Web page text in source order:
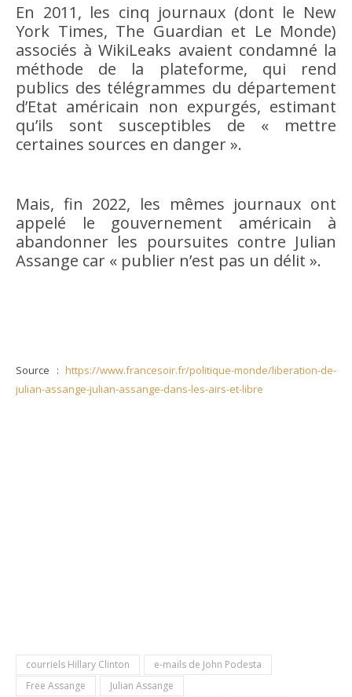
En 2011, les cinq journaux (dont le New
York Times, The Guardian et Le Monde)
associés à WikiLeaks avaient condamné la
méthode de la plateforme, qui rend
publics des télégrammes du département
d’Etat américain non expurgés, estimant
qu’ils sont susceptibles de « mettre
certaines sources en danger ».
Mais, fin 2022, les mêmes journaux ont
appelé le gouvernement américain à
abandonner les poursuites contre Julian
Assange car « publier n’est pas un délit ».
Source : https://www.francesoir.fr/politique-monde/liberation-de-
julian-assange-julian-assange-dans-les-airs-et-libre
courriels Hillary Clinton
e-mails de John Podesta
Free Assange
Julian Assange